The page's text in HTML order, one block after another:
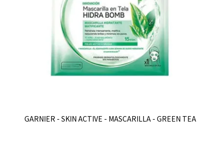
GARNIER - SKIN ACTIVE - MASCARILLA - GREEN TEA